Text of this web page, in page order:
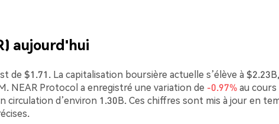
aujourd'hui
de $1.71. La capitalisation boursière actuelle s’élève à
NEAR Protocol a enregistré une variation de -0.97%au cours
circulation d’environ 1.30B. Ces chiffres sont mis à jour en